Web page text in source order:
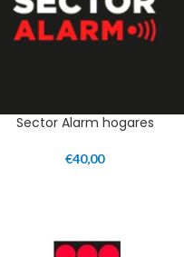
Sector Alarm hogares
€40,00